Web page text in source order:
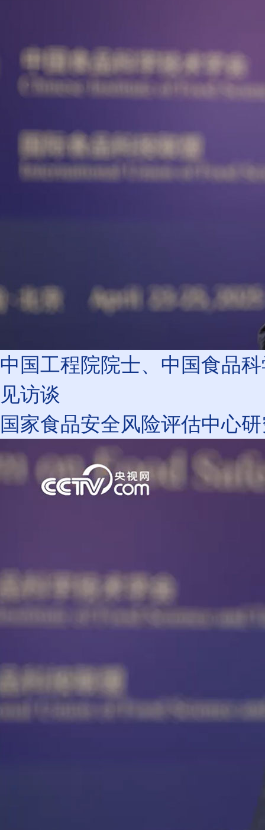
中国工程院院士、中国食品
见访谈
国家食品安全风险评估中心